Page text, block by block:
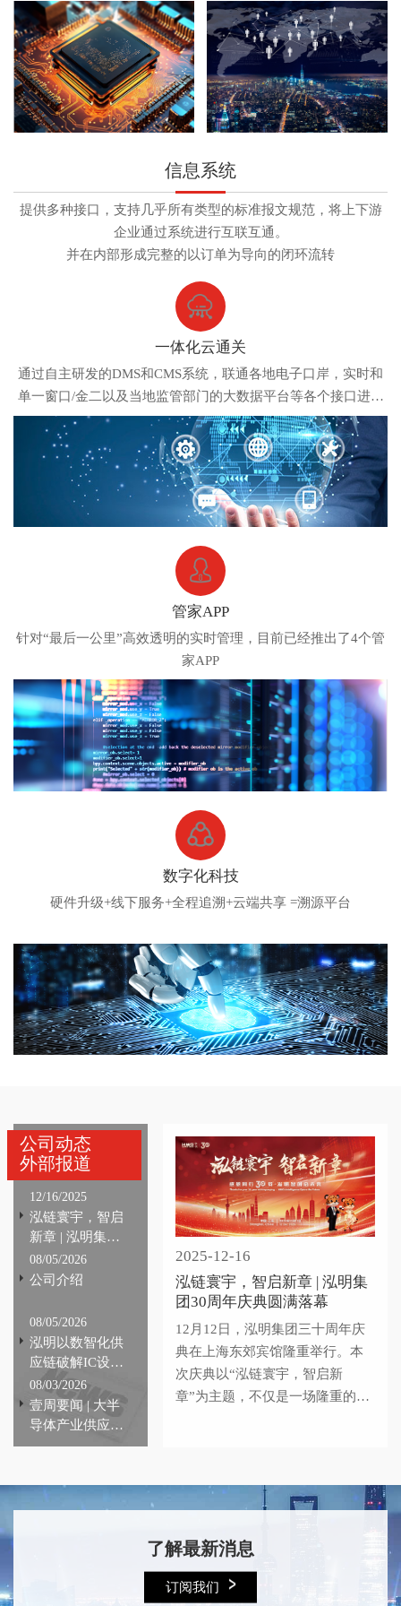
信息系统
提供多种接口，支持几乎所有类型的标准报文规范，将上下游
企业通过系统进行互联互通。
并在内部形成完整的以订单为导向的闭环流转
一体化云通关
通过自主研发的DMS和CMS系统，联通各地电子口岸，实时和
单一窗口/金二以及当地监管部门的大数据平台等各个接口进行
无缝连接
管家APP
针对“最后一公里”高效透明的实时管理，目前已经推出了4个管
家APP
数字化科技
硬件升级+线下服务+全程追溯+云端共享 =溯源平台
公司动态
外部报道
12/16/2025
泓链寰宇，智启
新章 | 泓明集团
30周年庆典圆满
落幕
08/05/2026
公司介绍
08/05/2026
泓明以数智化供
应链破解IC设计
行业痛点，全链
路提效赋能产业
自主可控
08/03/2026
壹周要闻 | 大半
导体产业供应链
动态#223期
2025-12-16
泓链寰宇，智启新章 | 泓明集
团30周年庆典圆满落幕
12月12日，泓明集团三十周年庆
典在上海东郊宾馆隆重举行。本
次庆典以“泓链寰宇，智启新
章”为主题，不仅是一场隆重的纪
与宝贵支持，凝结着每一位泓明
人的拼搏与汗水，也离不开众多
建设的持续滋养。
了解最新消息
订阅我们